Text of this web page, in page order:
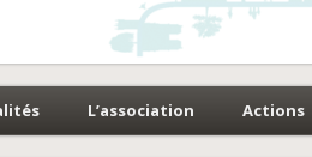
L’association Actions